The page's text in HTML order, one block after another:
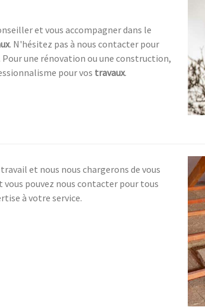
et vous accompagner dans le
. N'hésitez pas à nous contacter pour
. Pour une rénovation ou une construction,
pour vos travaux.
et nous nous chargerons de vous
pouvez nous contacter pour tous
à votre service.